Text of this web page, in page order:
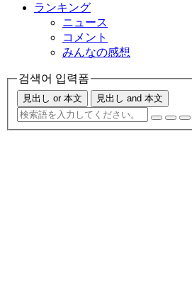
ランキング
ニュース
コメント
みんなの感想
검색어 입력폼
見出し or 本文 見出し and 本文